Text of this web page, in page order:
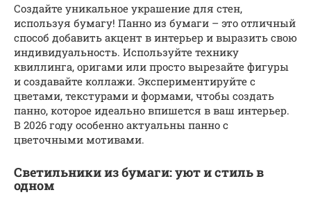
Создайте уникальное украшение для стен,
используя бумагу! Панно из бумаги – это отличный
способ добавить акцент в интерьер и выразить свою
индивидуальность. Используйте технику
квиллинга, оригами или просто вырезайте фигуры
и создавайте коллажи. Экспериментируйте с
цветами, текстурами и формами, чтобы создать
панно, которое идеально впишется в ваш интерьер.
В 2026 году особенно актуальны панно с
цветочными мотивами.
Светильники из бумаги: уют и стиль в
одном